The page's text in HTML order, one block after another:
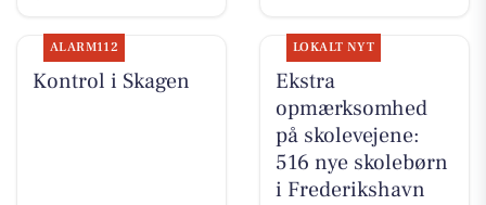
ALARM112
Kontrol i Skagen
LOKALT NYT
Ekstra
opmærksomhed
på skolevejene:
516 nye skolebørn
i Frederikshavn